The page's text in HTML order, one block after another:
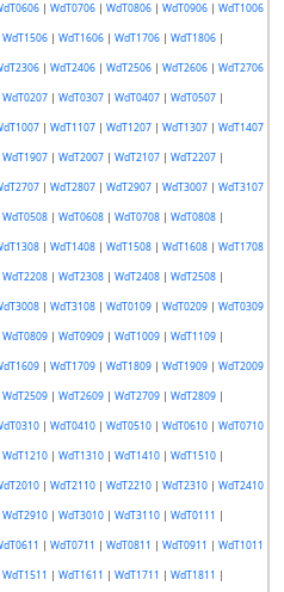
| WdT0706| WdT0806| WdT0906| WdT1006
WdT1506| WdT1606| WdT1706| WdT1806|
| WdT2406| WdT2506| WdT2606| WdT2706
WdT0207| WdT0307| WdT0407| WdT0507|
| WdT1107| WdT1207| WdT1307| WdT1407
WdT1907| WdT2007| WdT2107| WdT2207|
| WdT2807| WdT2907| WdT3007| WdT3107
WdT0508| WdT0608| WdT0708| WdT0808|
| WdT1408| WdT1508| WdT1608| WdT1708
WdT2208| WdT2308| WdT2408| WdT2508|
| WdT3108| WdT0109| WdT0209| WdT0309
WdT0809| WdT0909| WdT1009| WdT1109|
| WdT1709| WdT1809| WdT1909| WdT2009
WdT2509| WdT2609| WdT2709| WdT2809|
| WdT0410| WdT0510| WdT0610| WdT0710
WdT1210| WdT1310| WdT1410| WdT1510|
| WdT2110| WdT2210| WdT2310| WdT2410
WdT2910| WdT3010| WdT3110| WdT0111 |
| WdT0711 | WdT0811 | WdT0911 | WdT1011
WdT1511 | WdT1611 | WdT1711 | WdT1811 |